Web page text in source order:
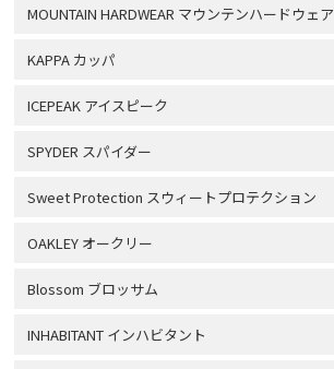
MOUNTAIN HARDWEAR マウンテンハードウェア
KAPPA カッパ
ICEPEAK アイスピーク
SPYDER スパイダー
Sweet Protection スウィートプロテクション
OAKLEY オークリー
Blossom ブロッサム
INHABITANT インハビタント